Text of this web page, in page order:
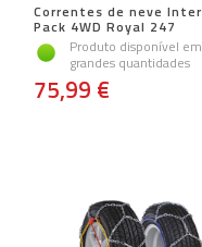
Correntes de neve Inter
Pack 4WD Royal 247
Produto disponível em
grandes quantidades
75,99 €